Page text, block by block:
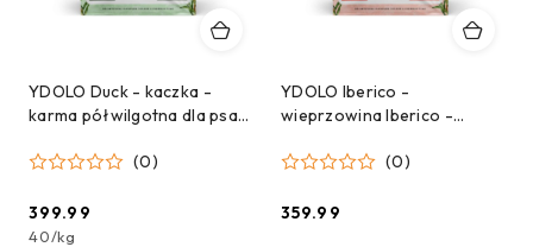
YDOLO Duck - kaczka -
karma półwilgotna dla psa
(0)
Cena:
399.99
40/kg
YDOLO Iberico -
wieprzowina Iberico -
10kg
(0)
Cena:
359.99